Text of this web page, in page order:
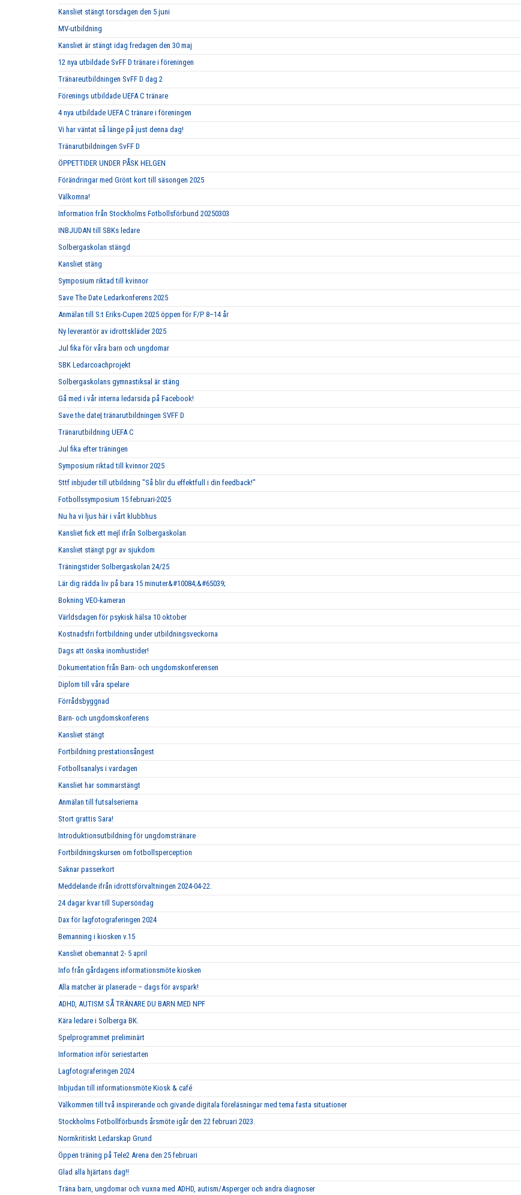
Kansliet stängt torsdagen den 5 juni
MV-utbildning
Kansliet är stängt idag fredagen den 30 maj
12 nya utbildade SvFF D tränare i föreningen
Tränareutbildningen SvFF D dag 2
Förenings utbildade UEFA C tränare
4 nya utbildade UEFA C tränare i föreningen
Vi har väntat så länge på just denna dag!
Tränarutbildningen SvFF D
ÖPPETTIDER UNDER PÅSK HELGEN
Förändringar med Grönt kort till säsongen 2025
Välkomna!
Information från Stockholms Fotbollsförbund 20250303
INBJUDAN till SBKs ledare
Solbergaskolan stängd
Kansliet stäng
Symposium riktad till kvinnor
Save The Date Ledarkonferens 2025
Anmälan till S:t Eriks-Cupen 2025 öppen för F/P 8–14 år
Ny leverantör av idrottskläder 2025
Jul fika för våra barn och ungdomar
SBK Ledarcoachprojekt
Solbergaskolans gymnastiksal är stäng
Gå med i vår interna ledarsida på Facebook!
Save the date| tränarutbildningen SVFF D
Tränarutbildning UEFA C
Jul fika efter träningen
Symposium riktad till kvinnor 2025
Sttf inbjuder till utbildning "Så blir du effektfull i din feedback!"
Fotbollssymposium 15 februari-2025
Nu ha vi ljus här i vårt klubbhus
Kansliet fick ett mejl ifrån Solbergaskolan
Kansliet stängt pgr av sjukdom
Träningstider Solbergaskolan 24/25
Lär dig rädda liv på bara 15 minuter&#10084;&#65039;
Bokning VEO-kameran
Världsdagen för psykisk hälsa 10 oktober
Kostnadsfri fortbildning under utbildningsveckorna
Dags att önska inomhustider!
Dokumentation från Barn- och ungdomskonferensen
Diplom till våra spelare
Förrådsbyggnad
Barn- och ungdomskonferens
Kansliet stängt
Fortbildning prestationsångest
Fotbollsanalys i vardagen
Kansliet har sommarstängt
Anmälan till futsalserierna
Stort grattis Sara!
Introduktionsutbildning för ungdomstränare
Fortbildningskursen om fotbollsperception
Saknar passerkort
Meddelande ifrån idrottsförvaltningen 2024-04-22.
24 dagar kvar till Supersöndag
Dax för lagfotograferingen 2024
Bemanning i kiosken v.15
Kansliet obemannat 2- 5 april
Info från gårdagens informationsmöte kiosken
Alla matcher är planerade – dags för avspark!
ADHD, AUTISM SÅ TRÄNARE DU BARN MED NPF
Kära ledare i Solberga BK.
Spelprogrammet preliminärt
Information inför seriestarten
Lagfotograferingen 2024
Inbjudan till informationsmöte Kiosk & café
Välkommen till två inspirerande och givande digitala föreläsningar med tema fasta situationer
Stockholms Fotbollförbunds årsmöte igår den 22 februari 2023.
Normkritiskt Ledarskap Grund
Öppen träning på Tele2 Arena den 25 februari
Glad alla hjärtans dag!!
Träna barn, ungdomar och vuxna med ADHD, autism/Asperger och andra diagnoser